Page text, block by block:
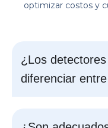
optimizar costos y
¿Los
diferenciar